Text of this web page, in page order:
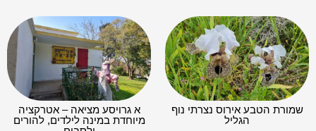
שמורת הטבע אירוס נצרתי נוף
הגליל
א גרויסע מציאה – אטרקציה
מיוחדת במינה לילדים, להורים